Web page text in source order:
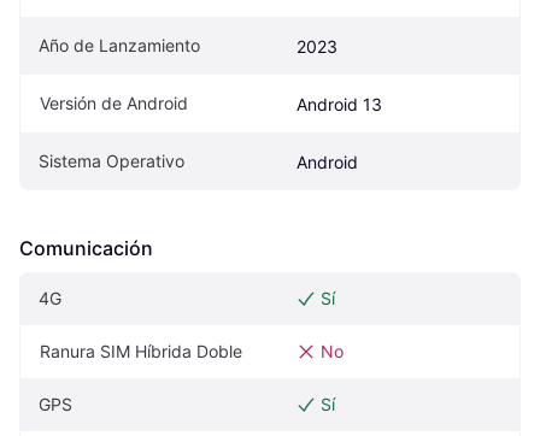
Año de Lanzamiento 2023
Versión de Android Android 13
Sistema Operativo Android
Comunicación
4G Sí
Ranura SIM Híbrida Doble No
GPS Sí